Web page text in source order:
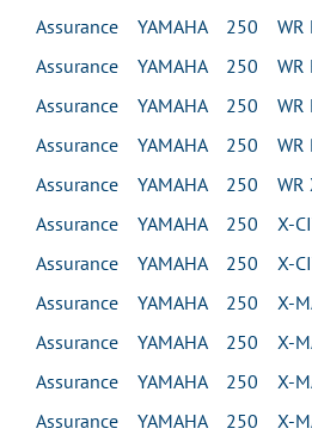
Assurance YAMAHA 250 WR
Assurance YAMAHA 250 WR
Assurance YAMAHA 250 WR
Assurance YAMAHA 250 WR
Assurance YAMAHA 250 WR
Assurance YAMAHA 250 X-
Assurance YAMAHA 250 X-
Assurance YAMAHA 250 X-
Assurance YAMAHA 250 X-
Assurance YAMAHA 250 X-
Assurance YAMAHA 250 X-